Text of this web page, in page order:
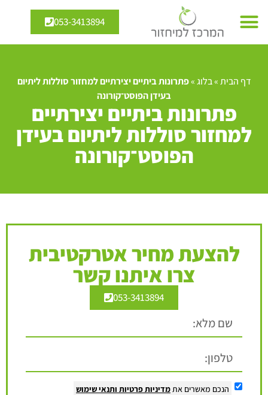
053-3413894
דף הבית»בלוג»פתרונות ביתיים יצירתיים למחזור סוללות ליתיום
בעידן הפוסט־קורונה
פתרונות ביתיים יצירתיים
למחזור סוללות ליתיום בעידן
הפוסט־קורונה
להצעת מחיר אטרקטיבית
צרו איתנו קשר
053-3413894
הנכם מאשרים את מדיניות פרטיות ותנאי שימוש